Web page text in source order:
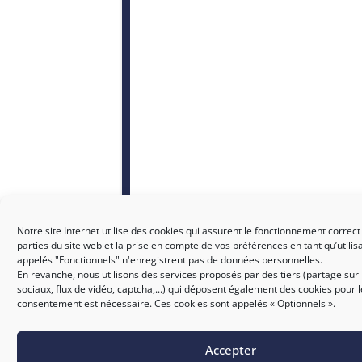
Notre site Internet utilise des cookies qui assurent le fonctionnement
parties du site web et la prise en compte de vos préférences en tant
appelés "Fonctionnels" n'enregistrent pas de données personnelles.
En revanche, nous utilisons des services proposés par des tiers (partage sur
sociaux, flux de vidéo, captcha,...) qui déposent également des cookies pour
consentement est nécessaire. Ces cookies sont appelés « Optionnels ».
Accepter